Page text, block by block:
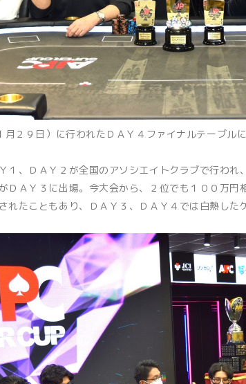
月２９日）に行われたＤＡＹ４ファイナルテーブル
１、ＤＡＹ２が全国のアソシエイトクラブで行われ
ＤＡＹ３に出場。今大会から、２位でも１００万
れたこともあり、ＤＡＹ３、ＤＡＹ４では白熱した